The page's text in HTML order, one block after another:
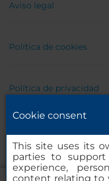
Aviso legal
Política de cookies
Política de privacidad
Cookie consent
This site uses its
parties to
experience,
content relating to